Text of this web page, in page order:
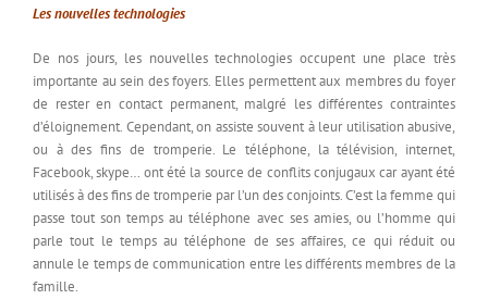
Les nouvelles technologies
De nos jours, les nouvelles technologies occupent une place très
importante au sein des foyers. Elles permettent aux membres du foyer
de rester en contact permanent, malgré les différentes contraintes
d’éloignement. Cependant, on assiste souvent à leur utilisation abusive,
ou à des fins de tromperie. Le téléphone, la télévision, internet,
Facebook, skype… ont été la source de conflits conjugaux car ayant été
utilisés à des fins de tromperie par l’un des conjoints. C’est la femme qui
passe tout son temps au téléphone avec ses amies, ou l’homme qui
parle tout le temps au téléphone de ses affaires, ce qui réduit ou
annule le temps de communication entre les différents membres de la
famille.